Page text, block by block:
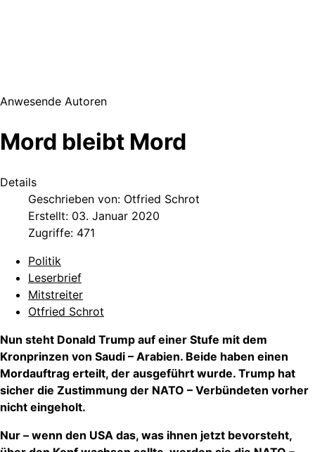
Anwesende Autoren
Mord bleibt Mord
Details
Geschrieben von: Otfried Schrot
Erstellt: 03. Januar 2020
Zugriffe: 471
Politik
Leserbrief
Mitstreiter
Otfried Schrot
Nun steht Donald Trump auf einer Stufe mit dem
Kronprinzen von Saudi – Arabien. Beide haben einen
Mordauftrag erteilt, der ausgeführt wurde. Trump hat
sicher die Zustimmung der NATO – Verbündeten vorher
nicht eingeholt.
Nur – wenn den USA das, was ihnen jetzt bevorsteht,